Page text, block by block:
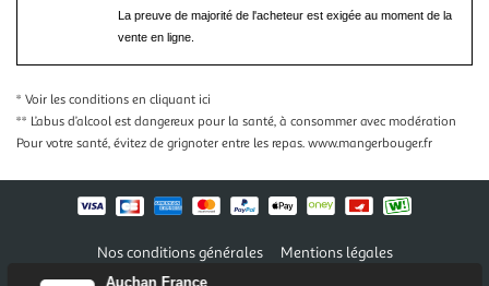
Auchan France
La preuve de majorité de l'acheteur est exigée au moment de la
vente en ligne.
* Voir les conditions en cliquant ici
** L’abus d’alcool est dangereux pour la santé, à consommer avec modération
Pour votre santé, évitez de grignoter entre les repas. www.mangerbouger.fr
Nos conditions générales
Mentions légales
Conditions des offres et promotions